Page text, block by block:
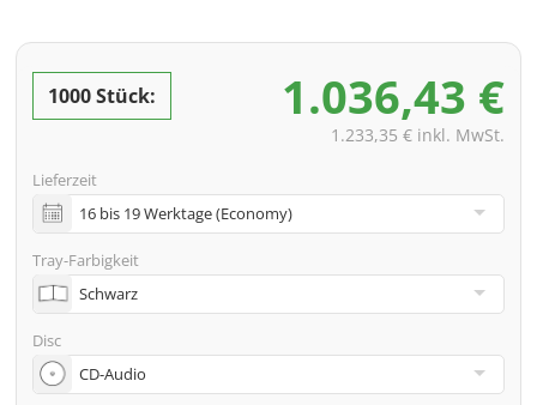
inkl. PREMIUM Datencheck (Überprüfung der Daten ink.
Screenproof bzw. PDF-Ansichtsdatei vorab zur
inkl. Glasmaster (bei Pressung) & Versand an eine
Adresse
Viele weitere Möglichkeiten wie 2. Lieferadressen,
Neutraler Versand usw. gern auf Anfrage
1000 Stück: 1.036,43 €
1.233,35 € inkl. MwSt.
Lieferzeit
Tray-Farbigkeit
Disc